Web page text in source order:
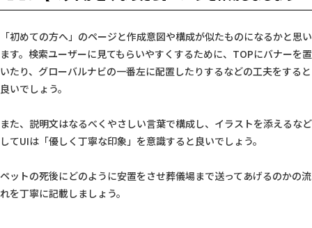
「初めての方へ」のページと作成意図や構成が似たものになるかと思い
ます。検索ユーザーに見てもらいやすくするために、TOPにバナーを置
いたり、グローバルナビの一番左に配置したりするなどの工夫をすると
良いでしょう。
また、説明文はなるべくやさしい言葉で構成し、イラストを添えるなど
してUIは「優しく丁寧な印象」を意識すると良いでしょう。
ペットの死後にどのように安置をさせ葬儀場まで送ってあげるのかの流
れを丁寧に記載しましょう。